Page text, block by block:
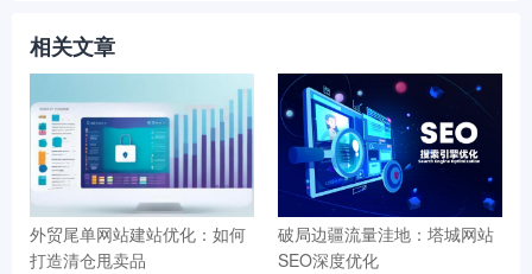
相关文章
外贸尾单网站建站优化：如何
打造清仓甩卖品
破局边疆流量洼地：塔城网站
SEO深度优化